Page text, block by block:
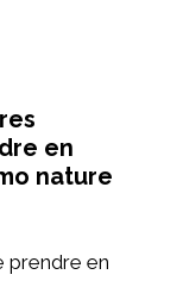
en
nature
prendre en